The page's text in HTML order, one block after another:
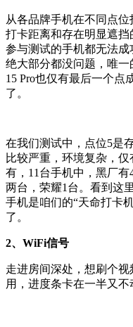
从各品牌手机在不同点
打卡距离和存在明显遮
参与测试的手机都无法成
绝大部分都没问题，唯一
15 Pro也仅有最后一个点
了。
在我们测试中，点位5是
比较严重，环境复杂，
有，11台手机中，黑厂
两台，荣耀1台。看到这
手机是咱们的“天命打卡
了。
2、WiFi信号
走进房间深处，想刷个
用，进度条卡在一半又不